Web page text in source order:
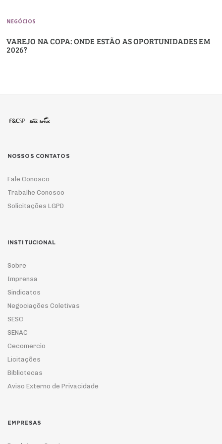
NEGÓCIOS
VAREJO NA COPA: ONDE ESTÃO AS OPORTUNIDADES EM
2026?
NOSSOS CONTATOS
Fale Conosco
Trabalhe Conosco
Solicitações LGPD
INSTITUCIONAL
Sobre
Imprensa
Sindicatos
Negociações Coletivas
SESC
SENAC
Cecomercio
Licitações
Bibliotecas
Aviso Externo de Privacidade
EMPRESAS